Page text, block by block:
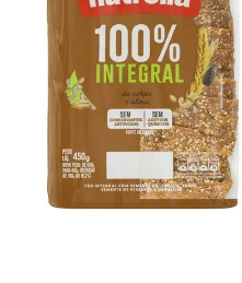
cerveja